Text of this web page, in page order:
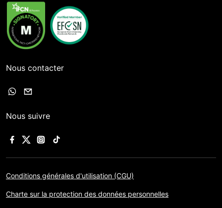
Nous contacter
Nous suivre
Conditions générales d'utilisation (CGU)
Charte sur la protection des données personnelles